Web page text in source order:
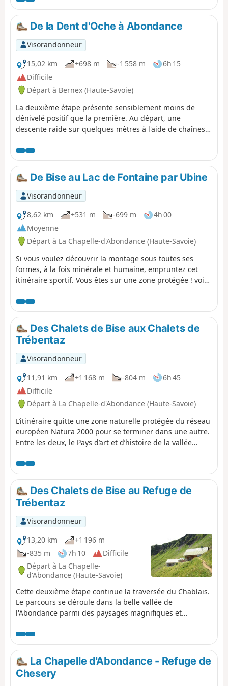
De la Dent d'Oche à Abondance
Visorandonneur
15,02 km
+698 m -1 558 m
6h 15
Difficile
Départ à Bernex (Haute-Savoie)
La deuxième étape présente sensiblement moins de
dénivelé positif que la première. Au départ, une
descente raide sur quelques mètres à l'aide de chaînes
passage au Lac de la case, Col de la Case d'Oche, les
Chalets Darbon pour continuer vers le Lac Fontaine
propice à une halte. Puis regagner les Chalets d'Ubine
dominés par la face Nord du Mont Chauffé. Regagner le
parking du Sauvage par le Col de la Plagne.
De Bise au Lac de Fontaine par Ubine
Visorandonneur
8,62 km
+531 m -699 m
4h 00
Moyenne
Départ à La Chapelle-d'Abondance (Haute-Savoie)
Si vous voulez découvrir la montage sous toutes ses
formes, à la fois minérale et humaine, empruntez cet
itinéraire sportif. Vous êtes sur une zone protégée ! voir
Des Chalets de Bise aux Chalets de
Trébentaz
Visorandonneur
11,91 km
+1 168 m -804 m
6h 45
Difficile
Départ à La Chapelle-d'Abondance (Haute-Savoie)
L’itinéraire quitte une zone naturelle protégée du réseau
européen Natura 2000 pour se terminer dans une autre.
Entre les deux, le Pays d’art et d’histoire de la vallée
de balcons sculptés et décorés. Dégustation fortement
recommandée du fromage AOP Abondance. Vous êtes
sur une zone protégée ! Voir la réglementation dans les
informations pratiques.
Des Chalets de Bise au Refuge de
Trébentaz
Visorandonneur
13,20 km
+1 196 m
-835 m
7h 10
Difficile
Départ à La Chapelle-
d'Abondance (Haute-Savoie)
Cette deuxième étape continue la traversée du Chablais.
Le parcours se déroule dans la belle vallée de
l'Abondance parmi des paysages magnifiques et
montée jusqu'au Pas de la Bosse. Du col, le sentier
redescend sur les chalets de Chevenne puis suit le
ruisseau de Sechet pour continuer la descente en rive
droite jusqu'à la Chapelle d'Abondance. Il longe le
ruisseau des Thoules puis La Dranse qu'il quitte au
La Chapelle d'Abondance - Refuge de
Chesery